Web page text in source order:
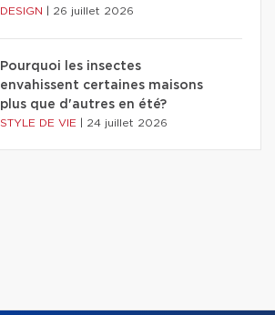
DESIGN 26 juillet 2026
Pourquoi les insectes
envahissent certaines maisons
plus que d'autres en été?
STYLE DE VIE 24 juillet 2026